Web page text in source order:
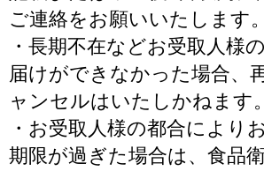
ご連絡をお願いいたします。
・長期不在などお受取人様
届けができなかった場合、
ャンセルはいたしかねます。
・お受取人様の都合により
期限が過ぎた場合は、食品